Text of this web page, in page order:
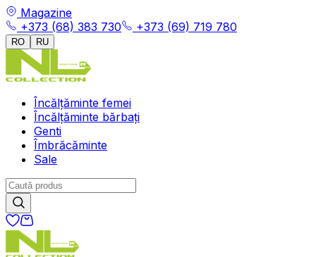
Magazine
+373 (68) 383 730
+373 (69) 719 780
RO RU
Încălțăminte femei
Încălțăminte bărbați
Genti
Îmbrăcăminte
Sale